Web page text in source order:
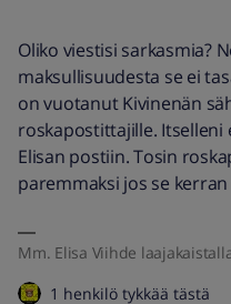
Oliko viestisi sarkasmia?
maksullisuudesta se ei
on vuotanut Kivinenän
roskapostittajille. Itselleni
Elisan postiin. Tosin
paremmaksi jos se
Mm. Elisa Viihde
1 henkilö tykkää tästä